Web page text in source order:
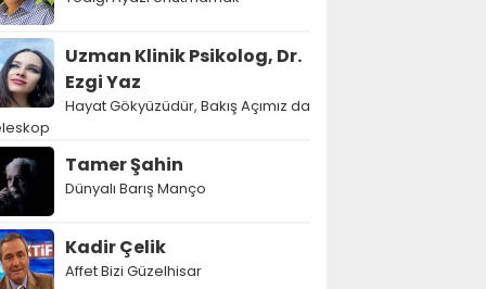
Uzman Klinik Psikolog, Dr.
Ezgi Yaz
Hayat Gökyüzüdür, Bakış Açımız da
Tamer Şahin
Dünyalı Barış Manço
Kadir Çelik
Affet Bizi Güzelhisar